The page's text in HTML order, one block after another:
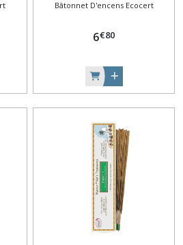
Bâtonnet D'encens Ecocert
6€80